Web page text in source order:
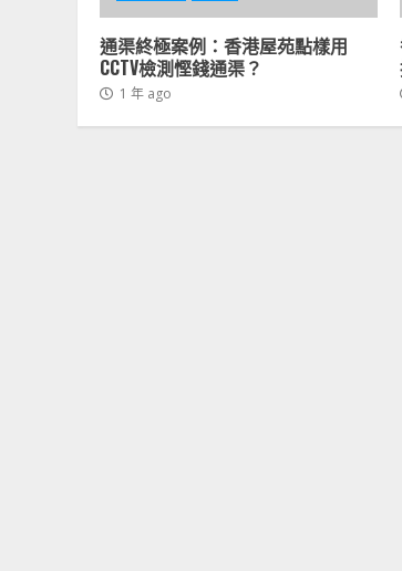
通渠終極案例：香港屋苑點樣用
CCTV檢測慳錢通渠？
1 年 ago